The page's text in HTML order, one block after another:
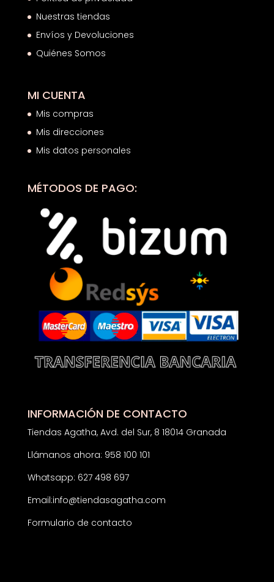
Nuestras tiendas
Envíos y Devoluciones
Quiénes Somos
MI CUENTA
Mis compras
Mis direcciones
Mis datos personales
MÉTODOS DE PAGO:
INFORMACIÓN DE CONTACTO
Tiendas Agatha, Avd. del Sur, 8 18014 Granada
Llámanos ahora: 958 100 101
Whatsapp: 627 498 697
Email:info@tiendasagatha.com
Formulario de contacto